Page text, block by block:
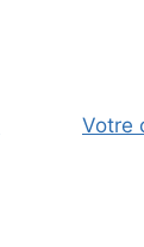
Votre